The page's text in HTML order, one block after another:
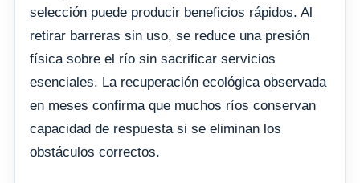
selección puede producir beneficios rápidos. Al
retirar barreras sin uso, se reduce una presión
física sobre el río sin sacrificar servicios
esenciales. La recuperación ecológica observada
en meses confirma que muchos ríos conservan
capacidad de respuesta si se eliminan los
obstáculos correctos.